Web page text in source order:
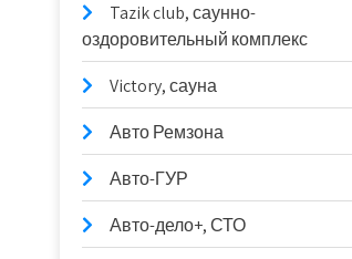
Tazik club, саунно-
оздоровительный комплекс
Victory, сауна
Авто Ремзона
Авто-ГУР
Авто-дело+, СТО